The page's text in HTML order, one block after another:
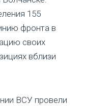
155
фронта в
своих
вблизи
ВСУ провели